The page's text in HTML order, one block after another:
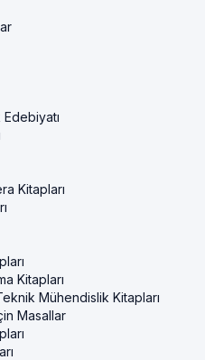
Kitapları
Kitapları
Mühendislik Kitapları
Masallar